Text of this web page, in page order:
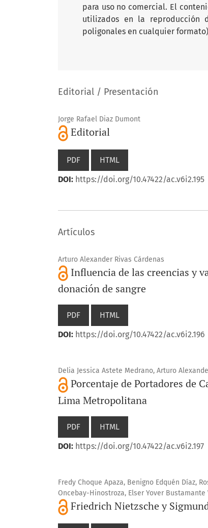
para uso no comercial. El
utilizados en la reproducción
poligonales en cualquier
Editorial / Presentación
Jorge Rafael Diaz Dumont
Editorial
PDF
HTML
DOI: https://doi.org/10.47422/ac.v6i2.195
Artículos
Arturo Alexander Rivas Cárdenas
Influencia de las creencias y
donación de sangre
PDF
HTML
DOI: https://doi.org/10.47422/ac.v6i2.196
Delia Jessica Astete Medrano, Arturo
Porcentaje de Portadores de
Lima Metropolitana
PDF
HTML
DOI: https://doi.org/10.47422/ac.v6i2.197
Fredy Choque Apaza, Benigno Edquén Díaz,
Oncebay-Hinostroza, Elser Yover Bustamante
Friedrich Nietzsche y